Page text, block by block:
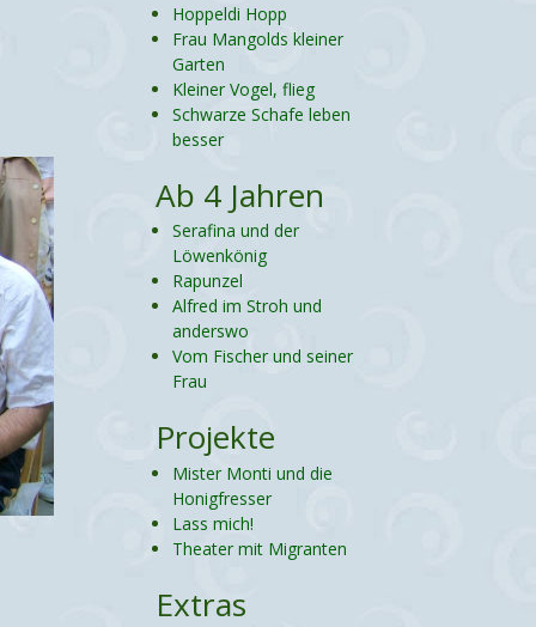
Hoppeldi Hopp
Frau Mangolds kleiner
Garten
Kleiner Vogel, flieg
Schwarze Schafe leben
besser
Ab 4 Jahren
Serafina und der
Löwenkönig
Rapunzel
Alfred im Stroh und
anderswo
Vom Fischer und seiner
Frau
Projekte
Mister Monti und die
Honigfresser
Lass mich!
Theater mit Migranten
Extras